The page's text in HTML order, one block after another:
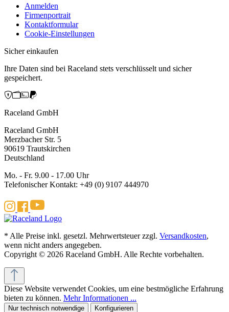
Anmelden
Firmenportrait
Kontaktformular
Cookie-Einstellungen
Sicher einkaufen
Ihre Daten sind bei Raceland stets verschlüsselt und sicher
gespeichert.
Raceland GmbH
Raceland GmbH
Merzbacher Str. 5
90619 Trautskirchen
Deutschland
Mo. - Fr. 9.00 - 17.00 Uhr
Telefonischer Kontakt: +49 (0) 9107 444970
* Alle Preise inkl. gesetzl. Mehrwertsteuer zzgl. Versandkosten,
wenn nicht anders angegeben.
Copyright © 2026 Raceland GmbH. Alle Rechte vorbehalten.
Diese Website verwendet Cookies, um eine bestmögliche Erfahrung
bieten zu können. Mehr Informationen ...
Nur technisch notwendige Konfigurieren